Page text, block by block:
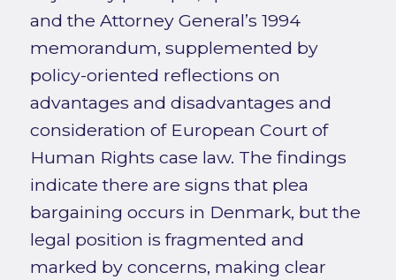
and the Attorney General’s 1994
memorandum, supplemented by
policy-oriented reflections on
advantages and disadvantages and
consideration of European Court of
Human Rights case law. The findings
indicate there are signs that plea
bargaining occurs in Denmark, but the
legal position is fragmented and
marked by concerns, making clear